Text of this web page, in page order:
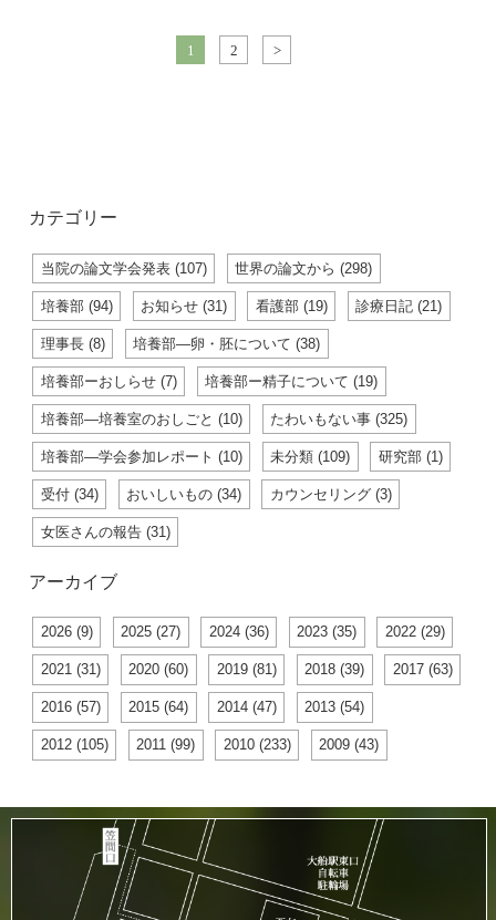
1 2 >
カテゴリー
当院の論文学会発表 (107) 世界の論文から (298)
培養部 (94) お知らせ (31) 看護部 (19) 診療日記 (21)
理事長 (8) 培養部―卵・胚について (38)
培養部ーおしらせ (7) 培養部ー精子について (19)
培養部―培養室のおしごと (10) たわいもない事 (325)
培養部―学会参加レポート (10) 未分類 (109) 研究部 (1)
受付 (34) おいしいもの (34) カウンセリング (3)
女医さんの報告 (31)
アーカイブ
2026 (9) 2025 (27) 2024 (36) 2023 (35) 2022 (29)
2021 (31) 2020 (60) 2019 (81) 2018 (39) 2017 (63)
2016 (57) 2015 (64) 2014 (47) 2013 (54)
2012 (105) 2011 (99) 2010 (233) 2009 (43)